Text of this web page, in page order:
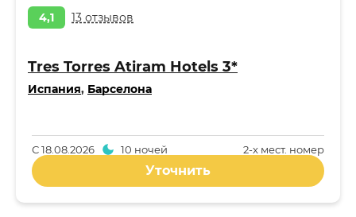
4,1 13 отзывов
Tres Torres Atiram Hotels 3*
Испания, Барселона
2-x мест. номер
С18.08.2026 10 ночей
Уточнить